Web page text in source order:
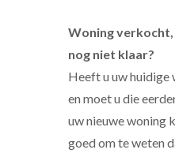
Woning
nog niet klaar?
Heeft u uw huidige
en moet u die
uw nieuwe woning
goed om te weten